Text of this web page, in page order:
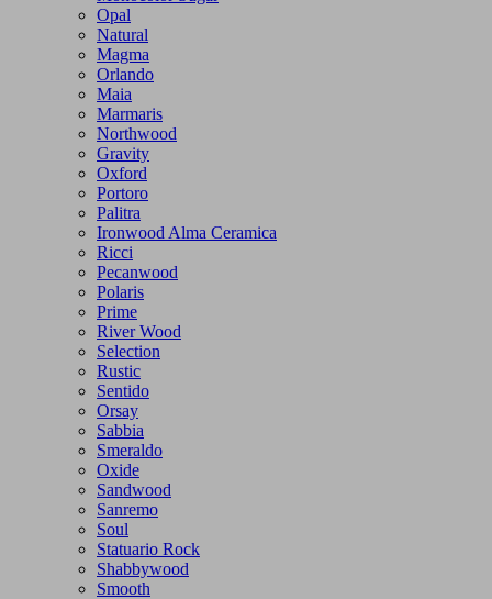
Opal
Natural
Magma
Orlando
Maia
Marmaris
Northwood
Gravity
Oxford
Portoro
Palitra
Ironwood Alma Ceramica
Ricci
Pecanwood
Polaris
Prime
River Wood
Selection
Rustic
Sentido
Orsay
Sabbia
Smeraldo
Oxide
Sandwood
Sanremo
Soul
Statuario Rock
Shabbywood
Smooth